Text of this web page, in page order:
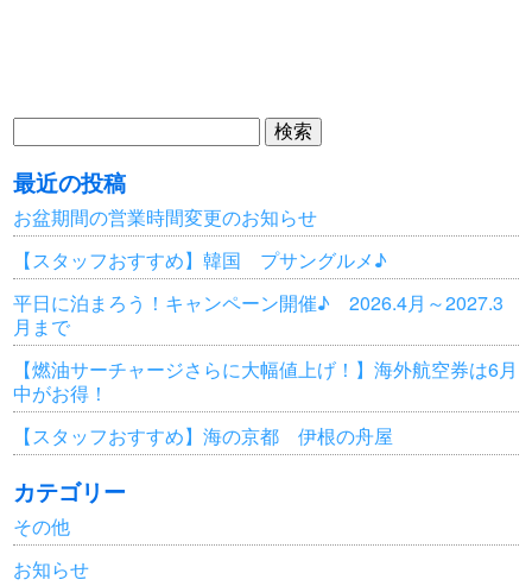
検
索:
最近の投稿
お盆期間の営業時間変更のお知らせ
【スタッフおすすめ】韓国 プサングルメ♪
平日に泊まろう！キャンペーン開催♪ 2026.4月～2027.3
月まで
【燃油サーチャージさらに大幅値上げ！】海外航空券は6月
中がお得！
【スタッフおすすめ】海の京都 伊根の舟屋
カテゴリー
その他
お知らせ